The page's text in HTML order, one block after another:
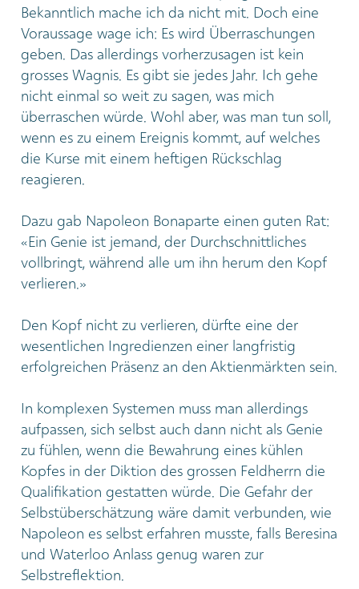
Bekanntlich mache ich da nicht mit. Doch eine
Voraussage wage ich: Es wird Überraschungen
geben. Das allerdings vorherzusagen ist kein
grosses Wagnis. Es gibt sie jedes Jahr. Ich gehe
nicht einmal so weit zu sagen, was mich
überraschen würde. Wohl aber, was man tun soll,
wenn es zu einem Ereignis kommt, auf welches
die Kurse mit einem heftigen Rückschlag
reagieren.
Dazu gab Napoleon Bonaparte einen guten Rat:
«Ein Genie ist jemand, der Durchschnittliches
vollbringt, während alle um ihn herum den Kopf
verlieren.»
Den Kopf nicht zu verlieren, dürfte eine der
wesentlichen Ingredienzen einer langfristig
erfolgreichen Präsenz an den Aktienmärkten sein.
In komplexen Systemen muss man allerdings
aufpassen, sich selbst auch dann nicht als Genie
zu fühlen, wenn die Bewahrung eines kühlen
Kopfes in der Diktion des grossen Feldherrn die
Qualifikation gestatten würde. Die Gefahr der
Selbstüberschätzung wäre damit verbunden, wie
Napoleon es selbst erfahren musste, falls Beresina
und Waterloo Anlass genug waren zur
Selbstreflektion.